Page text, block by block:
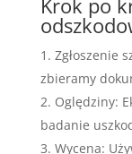
Zgłoszenie
zbieramy
Oględziny:
badanie
Wycena: